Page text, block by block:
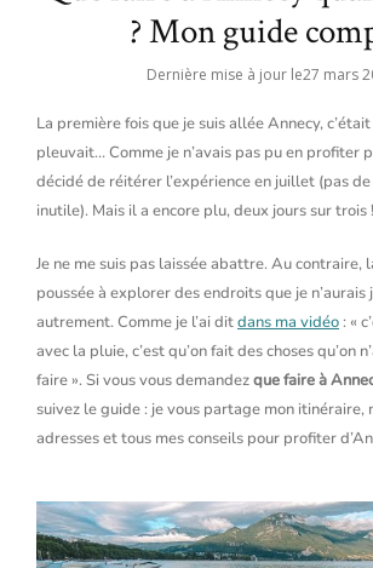
? Mon guide
Dernière mise à jour le27 mars
La première fois que je suis allée Annecy,
pleuvait… Comme je n’avais pas pu en profiter
décidé de réitérer l’expérience en juillet (pas
inutile). Mais il a encore plu, deux jours sur trois
Je ne me suis pas laissée abattre. Au contraire,
poussée à explorer des endroits que je
autrement. Comme je l’ai ditdans ma vidéo : «
avec la pluie, c’est qu’on fait des choses qu’on
faire ». Si vous vous demandezque faire à
suivez le guide : je vous partage mon itinéraire,
adresses et tous mes conseils pour profiter